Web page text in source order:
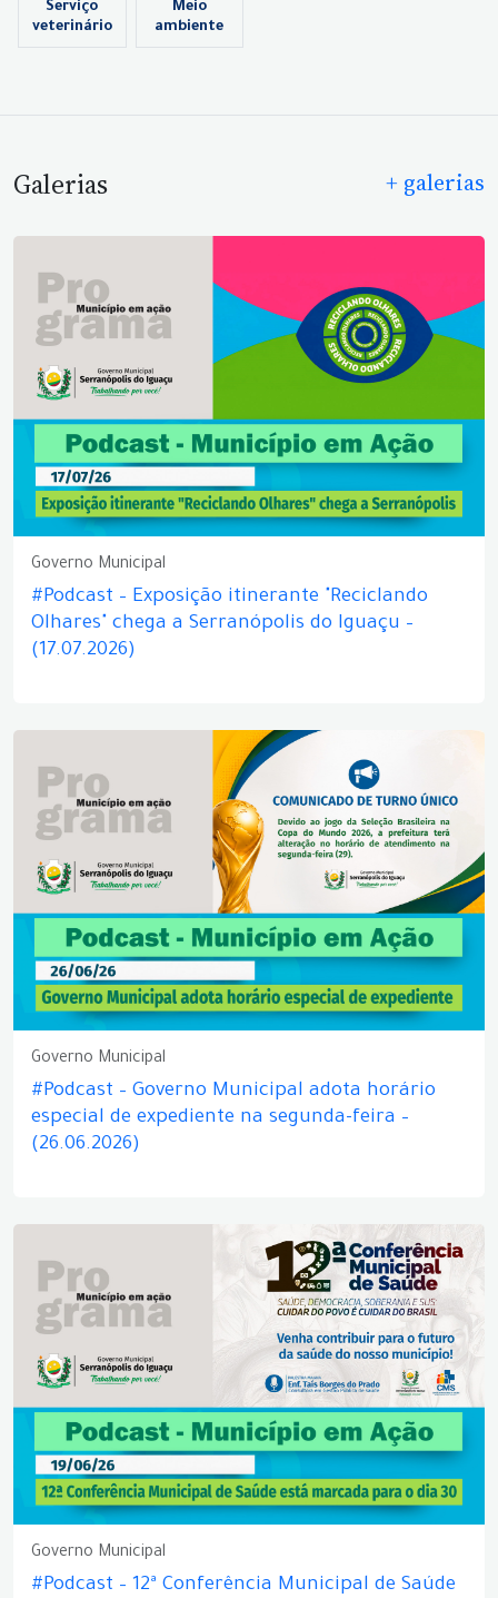
Serviço
veterinário
Meio
ambiente
Galerias + galerias
Governo Municipal
#Podcast – Exposição itinerante "Reciclando
Olhares" chega a Serranópolis do Iguaçu –
(17.07.2026)
Governo Municipal
#Podcast – Governo Municipal adota horário
especial de expediente na segunda-feira –
(26.06.2026)
Governo Municipal
#Podcast – 12ª Conferência Municipal de Saúde